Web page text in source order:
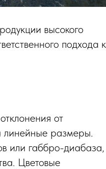
высокого
подхода к
от
линейные размеры.
или габбро-диабаза,
Цветовые